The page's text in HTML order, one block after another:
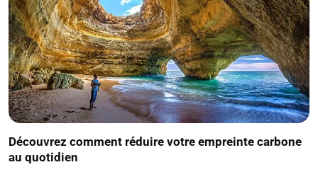
Découvrez comment réduire votre empreinte carbone
au quotidien